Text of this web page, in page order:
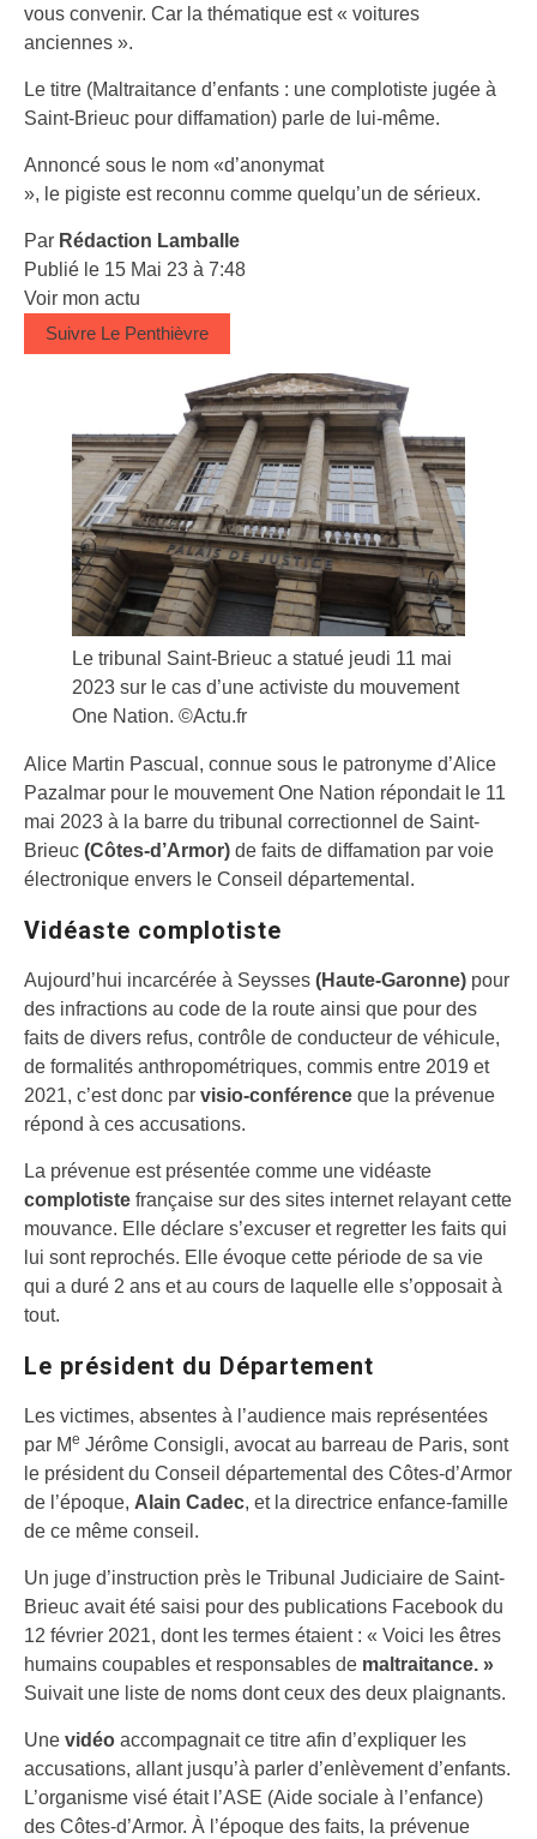
vous convenir. Car la thématique est « voitures
anciennes ».
Le titre (Maltraitance d’enfants : une complotiste jugée à
Saint-Brieuc pour diffamation) parle de lui-même.
Annoncé sous le nom «d’anonymat
», le pigiste est reconnu comme quelqu’un de sérieux.
Par Rédaction Lamballe
Publié le 15 Mai 23 à 7:48
Voir mon actu
Suivre Le Penthièvre
Le tribunal Saint-Brieuc a statué jeudi 11 mai
2023 sur le cas d’une activiste du mouvement
One Nation. ©Actu.fr
Alice Martin Pascual, connue sous le patronyme d’Alice
Pazalmar pour le mouvement One Nation répondait le 11
mai 2023 à la barre du tribunal correctionnel de Saint-
Brieuc (Côtes-d’Armor) de faits de diffamation par voie
électronique envers le Conseil départemental.
Vidéaste complotiste
Aujourd’hui incarcérée à Seysses (Haute-Garonne) pour
des infractions au code de la route ainsi que pour des
faits de divers refus, contrôle de conducteur de véhicule,
de formalités anthropométriques, commis entre 2019 et
2021, c’est donc par visio-conférence que la prévenue
répond à ces accusations.
La prévenue est présentée comme une vidéaste
complotiste française sur des sites internet relayant cette
mouvance. Elle déclare s’excuser et regretter les faits qui
lui sont reprochés. Elle évoque cette période de sa vie
qui a duré 2 ans et au cours de laquelle elle s’opposait à
tout.
Le président du Département
Les victimes, absentes à l’audience mais représentées
par Me Jérôme Consigli, avocat au barreau de Paris, sont
le président du Conseil départemental des Côtes-d’Armor
de l’époque, Alain Cadec, et la directrice enfance-famille
de ce même conseil.
Un juge d’instruction près le Tribunal Judiciaire de Saint-
Brieuc avait été saisi pour des publications Facebook du
12 février 2021, dont les termes étaient : « Voici les êtres
humains coupables et responsables de maltraitance. »
Suivait une liste de noms dont ceux des deux plaignants.
Une vidéo accompagnait ce titre afin d’expliquer les
accusations, allant jusqu’à parler d’enlèvement d’enfants.
L’organisme visé était l’ASE (Aide sociale à l’enfance)
des Côtes-d’Armor. À l’époque des faits, la prévenue